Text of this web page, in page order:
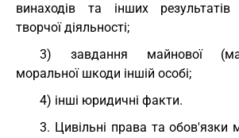
винаходів та інших результатів
творчої діяльності;
3) завдання майнової
моральної шкоди іншій особі;
4) інші юридичні факти.
3. Цивільні права та обов'язки